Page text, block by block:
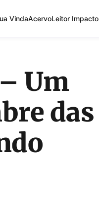
VindaAcervoLeitor Impacto
Um
das